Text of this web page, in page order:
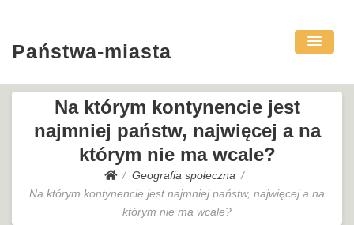
Państwa-miasta
Na którym kontynencie jest
najmniej państw, najwięcej a na
którym nie ma wcale?
Geografia społeczna
Na którym kontynencie jest najmniej państw, najwięcej a na
którym nie ma wcale?